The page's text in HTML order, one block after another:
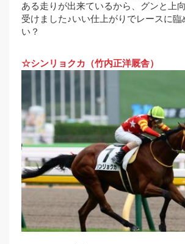
ある走りが出来ているから、グンと上
受けました♪いい仕上がりでレースに臨
い？
☆シンリョクカ（竹内正洋厩舎）